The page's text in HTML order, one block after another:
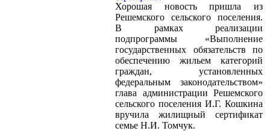
Хорошая новость пришла из
Решемского сельского поселения.
В рамках реализации
подпрограммы «Выполнение
государственных обязательств по
обеспечению жильем категорий
граждан, установленных
федеральным законодательством»
глава администрации Решемского
сельского поселения И.Г. Кошкина
вручила жилищный сертификат
семье Н.И. Томчук.